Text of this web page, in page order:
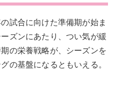
試合に向けた準備期が始ま
ズンにあたり、つい気が緩
の栄養戦略が、シーズンを
の基盤になるともいえる。